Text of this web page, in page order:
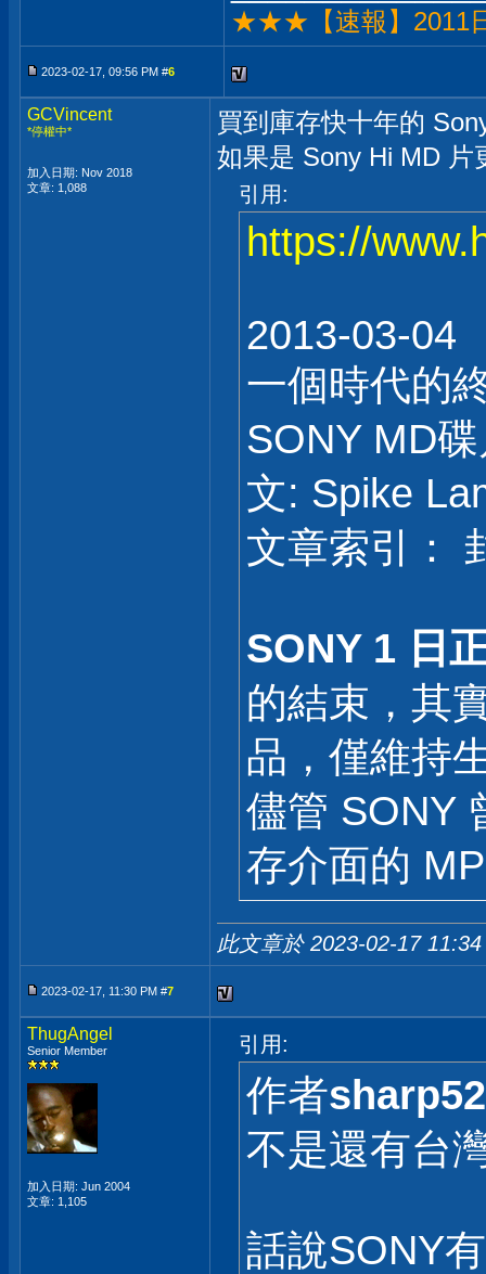
★★★【速報】2011
2023-02-17, 09:56 PM #6
GCVincent
*停權中*
加入日期: Nov 2018
文章: 1,088
買到庫存快十年的
如果是 Sony Hi MD
引用:
https://
2013-03-04
一個時代的
SONY MD
文: Spike
文章索引：
SONY 1 日
的結束，其
品，僅維持
儘管 SONY
存介面的
此文章於 2023-02-17
2023-02-17, 11:30 PM #7
ThugAngel
Senior Member
加入日期: Jun 2004
文章: 1,105
引用:
作者
不是還有台
話說SONY